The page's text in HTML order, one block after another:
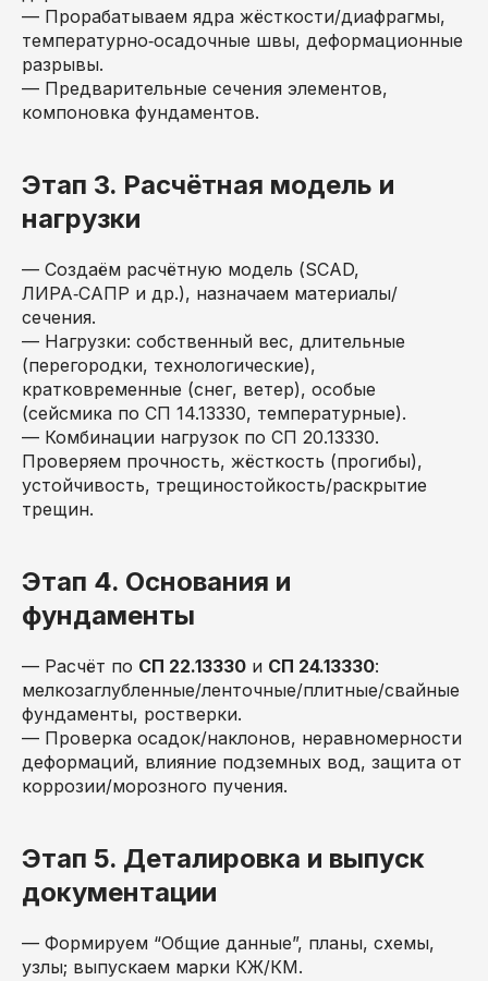
— Прорабатываем ядра жёсткости/диафрагмы,
температурно‑осадочные швы, деформационные
разрывы.
— Предварительные сечения элементов,
компоновка фундаментов.
Этап 3. Расчётная модель и
нагрузки
— Создаём расчётную модель (SCAD,
ЛИРА‑САПР и др.), назначаем материалы/
сечения.
— Нагрузки: собственный вес, длительные
(перегородки, технологические),
кратковременные (снег, ветер), особые
(сейсмика по СП 14.13330, температурные).
— Комбинации нагрузок по СП 20.13330.
Проверяем прочность, жёсткость (прогибы),
устойчивость, трещиностойкость/раскрытие
трещин.
Этап 4. Основания и
фундаменты
— Расчёт по СП 22.13330 и СП 24.13330:
мелкозаглубленные/ленточные/плитные/свайные
фундаменты, ростверки.
— Проверка осадок/наклонов, неравномерности
деформаций, влияние подземных вод, защита от
коррозии/морозного пучения.
Этап 5. Деталировка и выпуск
документации
— Формируем “Общие данные”, планы, схемы,
узлы; выпускаем марки КЖ/КМ.